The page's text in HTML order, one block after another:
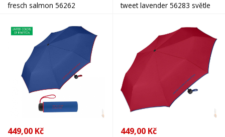
fresch salmon 56262
tweet lavender 56283 světle
449,00 Kč 449,00 Kč